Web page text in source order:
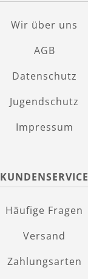
Wir über uns
AGB
Datenschutz
Jugendschutz
Impressum
KUNDENSERVICE
Häufige Fragen
Versand
Zahlungsarten